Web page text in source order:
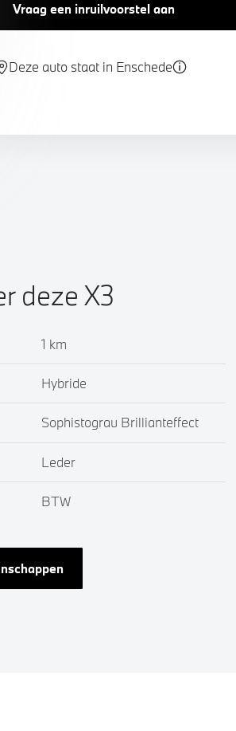
Vraag een inruilvoorstel aan
Deze auto staat in Enschede
deze X3
1 km
Hybride
Sophistograu Brillianteffect
Leder
BTW